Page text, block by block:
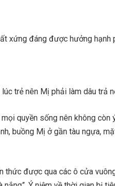
xứng đáng được hưởng hạnh
trẻ nên Mị phải làm dâu trả
quyền sống nên không còn
buồng Mị ở gần tàu ngựa,
thức được qua các ô cửa